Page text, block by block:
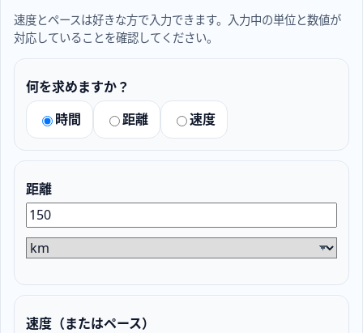
速度とペースは好きな方で入力できます。入力中の単位と数値が
対応していることを確認してください。
何を求めますか？
時間
距離 速度
距離
速度（またはペース）